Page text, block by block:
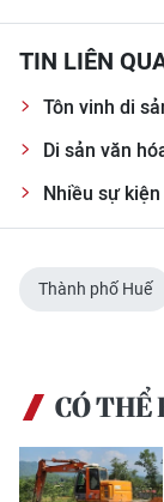
TIN LIÊN
Tôn vinh di
Di sản văn
Nhiều sự
Thành phố Huế
CÓ THỂ